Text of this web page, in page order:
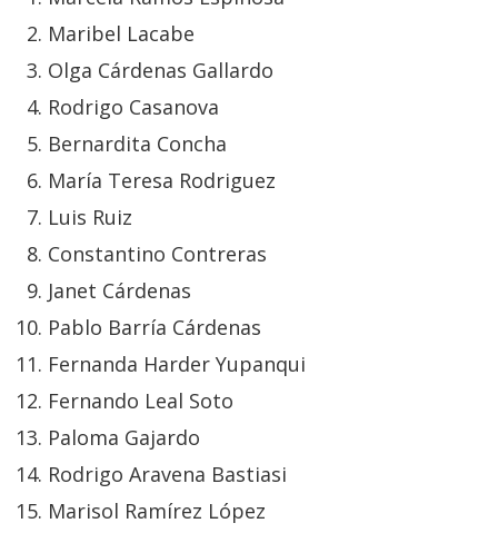
Maribel Lacabe
Olga Cárdenas Gallardo
Rodrigo Casanova
Bernardita Concha
María Teresa Rodriguez
Luis Ruiz
Constantino Contreras
Janet Cárdenas
Pablo Barría Cárdenas
Fernanda Harder Yupanqui
Fernando Leal Soto
Paloma Gajardo
Rodrigo Aravena Bastiasi
Marisol Ramírez López